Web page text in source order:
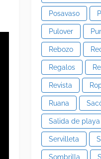
Posavaso
Pulover
Rebozo
Regalos
Revista
Ruana
Salida de playa
Servilleta
Sombrilla